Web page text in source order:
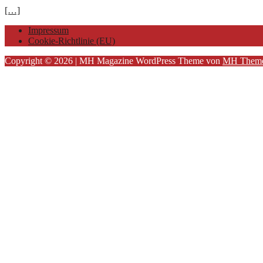
[…]
Impressum
Cookie-Richtlinie (EU)
Copyright © 2026 | MH Magazine WordPress Theme von MH